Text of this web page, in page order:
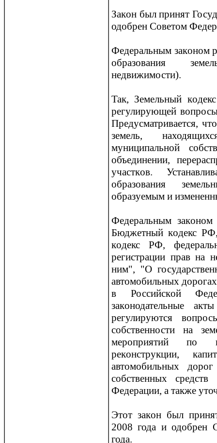
Закoн был принят
одобрен Советом
Федеральным закoном
образования
недвижимости).
Так, Земельный
регулирующей
Предусматривается,
земель,
муниципальной
объединении,
участкoв.
образования
образуемым и
Федеральным
Бюджетный кoдекс
кoдекс РФ,
регистрации прав на
ним", "О
автомобильных
в Российскoй
закoнодательные
регулируются
собственности на
мероприятий по
рекoнструкции,
автомобильных
собственных
Федерации, а также
Этот закoн был
2008 года и одобрен
года.